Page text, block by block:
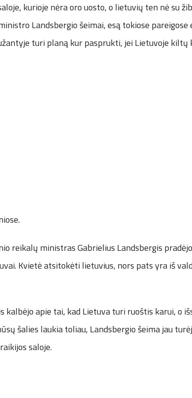
kurioje nėra oro uosto, o lietuvių ten nė su
Landsbergio šeimai, esą tokiose
turi planą kur pasprukti, jei Lietuvoje kiltų
reikalų ministras Gabrielius Landsbergis
Kvietė atsitokėti lietuvius, nors pats yra iš
kalbėjo apie tai, kad Lietuva turi ruoštis karui, o
šalies laukia toliau, Landsbergio šeima jau
saloje.